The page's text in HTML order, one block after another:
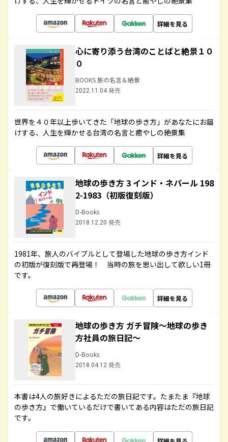
詳細を見る
心に寄り添う台湾のことばと絶景１０
０
BOOKS 旅の名言＆絶景
2022.11.04 発売
世界を４０年以上歩いてきた「地球の歩き方」があなたにお届
けする、人生を輝かせる台湾の名言と癒やしの絶景集
詳細を見る
地球の歩き方 3 インド・ネパール 198
2-1983（初版復刻版）
D-Books
2018.12.20 発売
1981年、旅人のバイブルとして登場した地球の歩き方インド
の初版が復刻版で再登場！ 当時の旅を思い出して欲しい1冊
です。
詳細を見る
地球の歩き方 ガチ冒険～地球の歩き
方社員の旅日記～
D-Books
2018.04.12 発売
本書は4人の旅好きによるただの旅日記です。たまたま『地球
の歩き方』で働いているだけで書いてある内容はただの旅日記
です。